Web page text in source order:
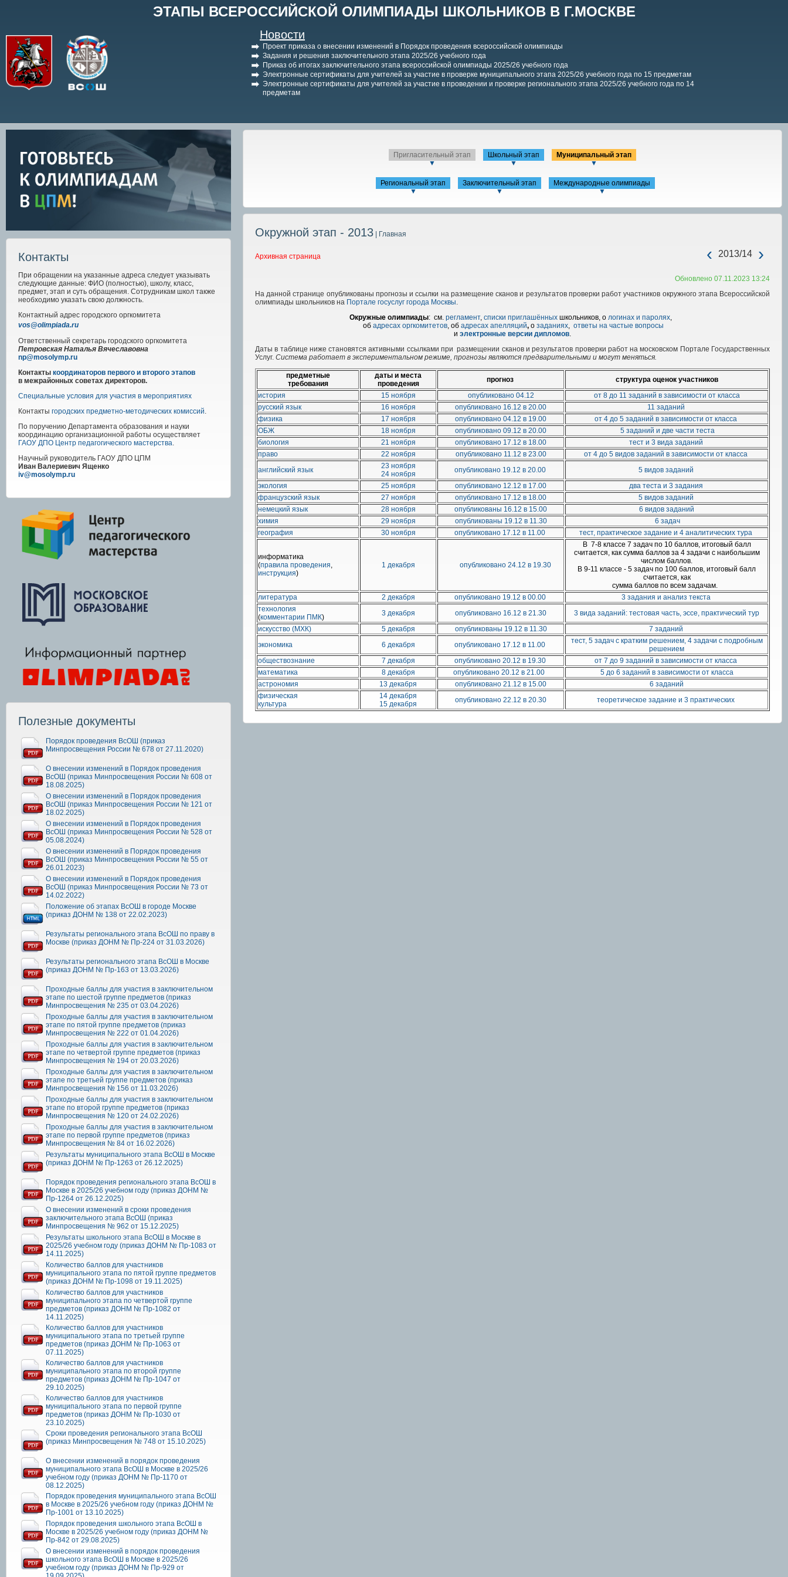
ЭТАПЫ ВСЕРОССИЙСКОЙ ОЛИМПИАДЫ ШКОЛЬНИКОВ В Г.МОСКВЕ
Новости
Проект приказа о внесении изменений в Порядок проведения всероссийской олимпиады
Задания и решения заключительного этапа 2025/26 учебного года
Приказ об итогах заключительного этапа всероссийской олимпиады 2025/26 учебного года
Электронные сертификаты для учителей за участие в проверке муниципального этапа 2025/26 учебного года по 15 предметам
Электронные сертификаты для учителей за участие в проведении и проверке регионального этапа 2025/26 учебного года по 14
предметам
Контакты
При обращении на указанные адреса следует указывать
следующие данные: ФИО (полностью), школу, класс,
предмет, этап и суть обращения. Сотрудникам школ также
необходимо указать свою должность.
Контактный адрес городского оргкомитета
vos@olimpiada.ru
Ответственный секретарь городского оргкомитета
Петровская Наталья Вячеславовна
np@mosolymp.ru
Контакты координаторов первого и второго этапов
в межрайонных советах директоров.
Специальные условия для участия в мероприятиях
Контакты городских предметно-методических комиссий.
По поручению Департамента образования и науки
координацию организационной работы осуществляет
ГАОУ ДПО Центр педагогического мастерства.
Научный руководитель ГАОУ ДПО ЦПМ
Иван Валериевич Ященко
iv@mosolymp.ru
Полезные документы
Порядок проведения ВсОШ (приказ
Минпросвещения России № 678 от 27.11.2020)
О внесении изменений в Порядок проведения
ВсОШ (приказ Минпросвещения России № 608 от
18.08.2025)
О внесении изменений в Порядок проведения
ВсОШ (приказ Минпросвещения России № 121 от
18.02.2025)
О внесении изменений в Порядок проведения
ВсОШ (приказ Минпросвещения России № 528 от
05.08.2024)
О внесении изменений в Порядок проведения
ВсОШ (приказ Минпросвещения России № 55 от
26.01.2023)
О внесении изменений в Порядок проведения
ВсОШ (приказ Минпросвещения России № 73 от
14.02.2022)
Положение об этапах ВсОШ в городе Москве
(приказ ДОНМ № 138 от 22.02.2023)
Результаты регионального этапа ВсОШ по праву в
Москве (приказ ДОНМ № Пр-224 от 31.03.2026)
Результаты регионального этапа ВсОШ в Москве
(приказ ДОНМ № Пр-163 от 13.03.2026)
Проходные баллы для участия в заключительном
этапе по шестой группе предметов (приказ
Минпросвещения № 235 от 03.04.2026)
Проходные баллы для участия в заключительном
этапе по пятой группе предметов (приказ
Минпросвещения № 222 от 01.04.2026)
Проходные баллы для участия в заключительном
этапе по четвертой группе предметов (приказ
Минпросвещения № 194 от 20.03.2026)
Проходные баллы для участия в заключительном
этапе по третьей группе предметов (приказ
Минпросвещения № 156 от 11.03.2026)
Проходные баллы для участия в заключительном
этапе по второй группе предметов (приказ
Минпросвещения № 120 от 24.02.2026)
Проходные баллы для участия в заключительном
этапе по первой группе предметов (приказ
Минпросвещения № 84 от 16.02.2026)
Результаты муниципального этапа ВсОШ в Москве
(приказ ДОНМ № Пр-1263 от 26.12.2025)
Порядок проведения регионального этапа ВсОШ в
Москве в 2025/26 учебном году (приказ ДОНМ №
Пр-1264 от 26.12.2025)
О внесении изменений в сроки проведения
заключительного этапа ВсОШ (приказ
Минпросвещения № 962 от 15.12.2025)
Результаты школьного этапа ВсОШ в Москве в
2025/26 учебном году (приказ ДОНМ № Пр-1083 от
14.11.2025)
Количество баллов для участников
муниципального этапа по пятой группе предметов
(приказ ДОНМ № Пр-1098 от 19.11.2025)
Количество баллов для участников
муниципального этапа по четвертой группе
предметов (приказ ДОНМ № Пр-1082 от
14.11.2025)
Количество баллов для участников
муниципального этапа по третьей группе
предметов (приказ ДОНМ № Пр-1063 от
07.11.2025)
Количество баллов для участников
муниципального этапа по второй группе
предметов (приказ ДОНМ № Пр-1047 от
29.10.2025)
Количество баллов для участников
муниципального этапа по первой группе
предметов (приказ ДОНМ № Пр-1030 от
23.10.2025)
Сроки проведения регионального этапа ВсОШ
(приказ Минпросвещения № 748 от 15.10.2025)
О внесении изменений в порядок проведения
муниципального этапа ВсОШ в Москве в 2025/26
учебном году (приказ ДОНМ № Пр-1170 от
08.12.2025)
Порядок проведения муниципального этапа ВсОШ
в Москве в 2025/26 учебном году (приказ ДОНМ №
Пр-1001 от 13.10.2025)
Порядок проведения школьного этапа ВсОШ в
Москве в 2025/26 учебном году (приказ ДОНМ №
Пр-842 от 29.08.2025)
О внесении изменений в порядок проведения
школьного этапа ВсОШ в Москве в 2025/26
учебном году (приказ ДОНМ № Пр-929 от
Пригласительный этап
▼
Школьный этап
▼
Муниципальный этап
▼
Региональный этап
▼
Заключительный этап
▼
Международные олимпиады
▼
Окружной этап - 2013 | Главная
Архивная страница ‹ 2013/14 ›
Обновлено 07.11.2023 13:24
На данной странице опубликованы прогнозы и ссылки на размещение сканов и результатов проверки работ участников окружного этапа Всероссийской
олимпиады школьников на Портале госуслуг города Москвы.
Окружные олимпиады: см. регламент, списки приглашённых школьников, о логинах и паролях,
об адресах оргкомитетов, об адресах апелляций, о заданиях, ответы на частые вопросы
и электронные версии дипломов.
Даты в таблице ниже становятся активными ссылками при размещении сканов и результатов проверки работ на московском Портале Государственных
Услуг. Система работает в экспериментальном режиме, прогнозы являются предварительными и могут меняться.
предметные
требования
даты и места
проведения
прогноз
структура оценок участников
история
15 ноября опубликовано 04.12
от 8 до 11 заданий в зависимости от класса
русский язык
16 ноября опубликовано 16.12 в 20.00
11 заданий
физика
17 ноября опубликовано 04.12 в 19.00
от 4 до 5 заданий в зависимости от класса
ОБЖ
18 ноября опубликовано 09.12 в 20.00
5 заданий и две части теста
биология
21 ноября опубликовано 17.12 в 18.00
тест и 3 вида заданий
право
22 ноября опубликовано 11.12 в 23.00
от 4 до 5 видов заданий в зависимости от класса
английский язык
23 ноября
24 ноября
опубликовано 19.12 в 20.00
5 видов заданий
экология
25 ноября опубликовано 12.12 в 17.00
два теста и 3 задания
французский язык
27 ноября опубликовано 17.12 в 18.00
5 видов заданий
немецкий язык
28 ноября опубликованы 16.12 в 15.00
6 видов заданий
химия
29 ноября опубликованы 19.12 в 11.30
6 задач
география
30 ноября опубликовано 17.12 в 11.00 тест, практическое задание и 4 аналитических тура
информатика
(правила проведения,
инструкция)
1 декабря опубликовано 24.12 в 19.30
В 7-8 классе 7 задач по 10 баллов, итоговый балл
считается, как сумма баллов за 4 задачи с наибольшим
числом баллов.
В 9-11 классе - 5 задач по 100 баллов, итоговый балл
считается, как
сумма баллов по всем задачам.
литература
2 декабря опубликовано 19.12 в 00.00
3 задания и анализ текста
технология
(комментарии ПМК) 3 декабря опубликовано 16.12 в 21.30
3 вида заданий: тестовая часть, эссе, практический тур
искусство (МХК)
5 декабря опубликованы 19.12 в 11.30
7 заданий
экономика
6 декабря опубликовано 17.12 в 11.00
тест, 5 задач с кратким решением, 4 задачи с подробным
решением
обществознание
7 декабря опубликовано 20.12 в 19.30
от 7 до 9 заданий в зависимости от класса
математика
8 декабря опубликовано 20.12 в 21.00
5 до 6 заданий в зависимости от класса
астрономия
13 декабря опубликовано 21.12 в 15.00
6 заданий
физическая
культура
14 декабря
15 декабря
опубликовано 22.12 в 20.30 теоретическое задание и 3 практических